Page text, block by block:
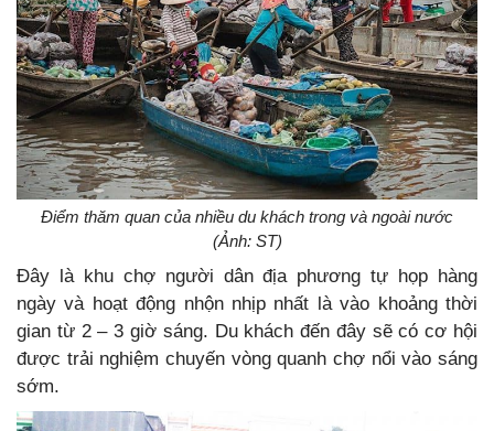
Điểm thăm quan của nhiều du khách trong và ngoài nước
(Ảnh: ST)
Đây là khu chợ người dân địa phương tự họp hàng
ngày và hoạt động nhộn nhịp nhất là vào khoảng thời
gian từ 2 – 3 giờ sáng. Du khách đến đây sẽ có cơ hội
được trải nghiệm chuyến vòng quanh chợ nổi vào sáng
sớm.